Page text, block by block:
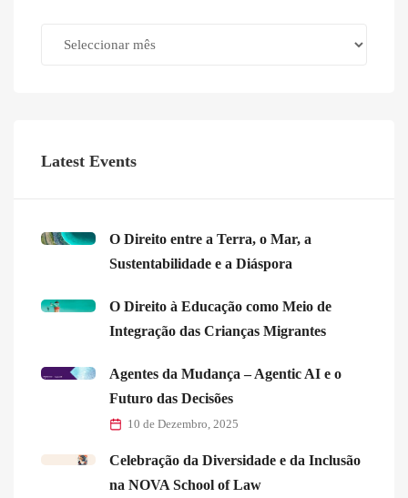
Latest Events
O Direito entre a Terra, o Mar, a
Sustentabilidade e a Diáspora
O Direito à Educação como Meio de
Integração das Crianças Migrantes
Agentes da Mudança – Agentic AI e o
Futuro das Decisões
10 de Dezembro, 2025
Celebração da Diversidade e da Inclusão
na NOVA School of Law